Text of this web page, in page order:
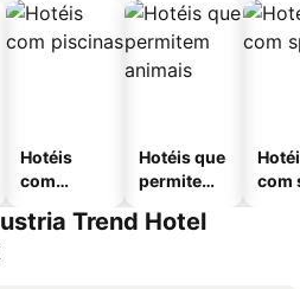
Hotéis
com
Hotéis que
permitem
com
Trend Hotel